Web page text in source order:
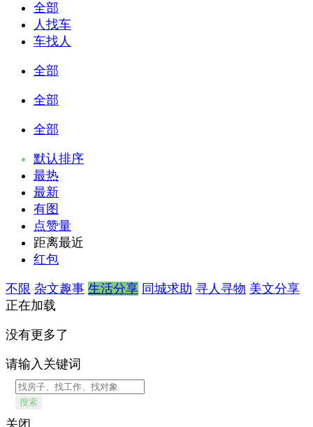
全部
人找车
车找人
全部
全部
全部
默认排序
最热
最新
有图
点赞量
距离最近
红包
不限 杂文趣事 生活分享 同城求助 寻人寻物 美文分享
正在加载
没有更多了
请输入关键词
搜索
关闭